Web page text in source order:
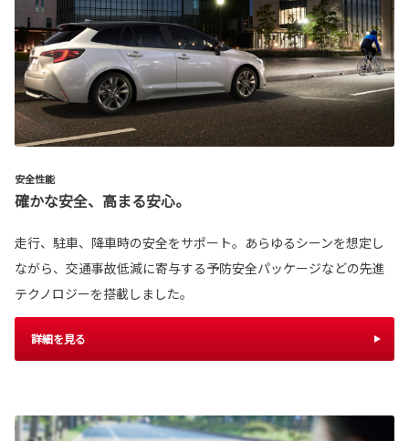
安全性能
確かな安全、高まる安心。
走行、駐車、降車時の安全をサポート。あらゆるシーンを想定し
ながら、交通事故低減に寄与する予防安全パッケージなどの先進
テクノロジーを搭載しました。
詳細を見る